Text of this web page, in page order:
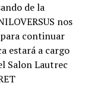
de la
nos
continuar
estará a cargo
Salon Lautrec